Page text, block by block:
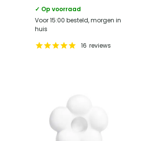
✓ Op voorraad
Voor 15:00 besteld, morgen in
huis
16 reviews